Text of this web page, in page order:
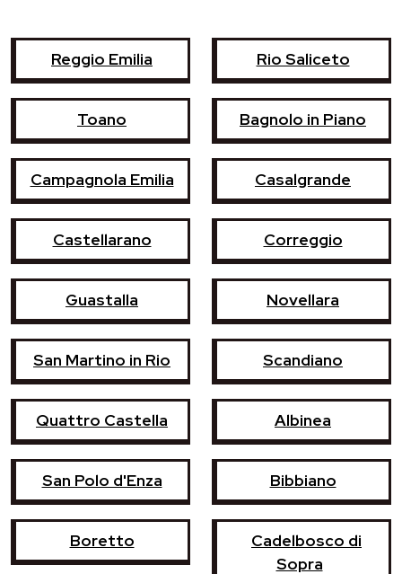
Reggio Emilia Rio Saliceto
Toano Bagnolo in Piano
Campagnola Emilia Casalgrande
Castellarano Correggio
Guastalla Novellara
San Martino in Rio Scandiano
Quattro Castella Albinea
San Polo d'Enza Bibbiano
Boretto
Cadelbosco di
Sopra